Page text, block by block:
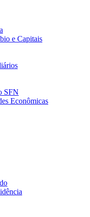
e Capitais
SFN
Econômicas